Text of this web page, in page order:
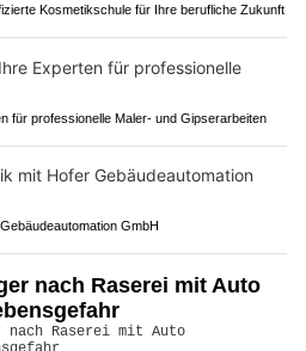
Kosmetikschule für Ihre berufliche Zukunft
für professionelle Maler- und Gipserarbeiten
GmbH
nach Raserei mit Auto